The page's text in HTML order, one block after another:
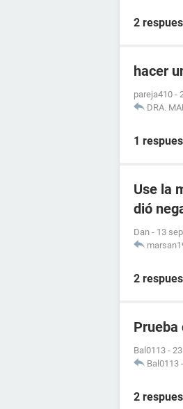
2
hacer
pareja410 -
DRA.
1
Use la
dió
Dan - 13
2
Prueba
Bal0113 -
Bal0113 -
2